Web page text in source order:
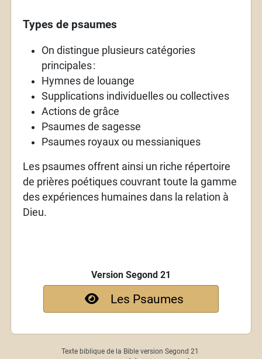
Types de psaumes
On distingue plusieurs catégories
principales:
Hymnes de louange
Supplications individuelles ou collectives
Actions de grâce
Psaumes de sagesse
Psaumes royaux ou messianiques
Les psaumes offrent ainsi un riche répertoire
de prières poétiques couvrant toute la gamme
des expériences humaines dans la relation à
Dieu.
Version Segond 21
Les Psaumes
Texte biblique de la Bible version Segond 21